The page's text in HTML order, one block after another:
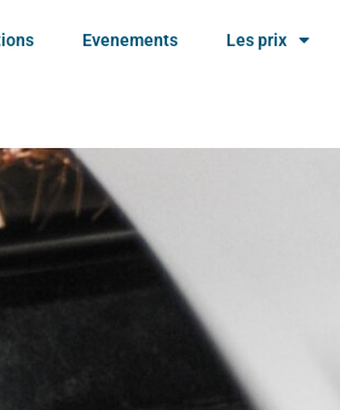
Evenements Les prix